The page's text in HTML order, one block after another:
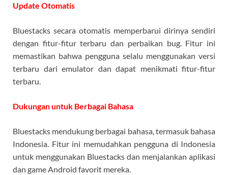
Update Otomatis
Bluestacks secara otomatis memperbarui dirinya sendiri
dengan fitur-fitur terbaru dan perbaikan bug. Fitur ini
memastikan bahwa pengguna selalu menggunakan versi
terbaru dari emulator dan dapat menikmati fitur-fitur
terbaru.
Dukungan untuk Berbagai Bahasa
Bluestacks mendukung berbagai bahasa, termasuk bahasa
Indonesia. Fitur ini memudahkan pengguna di Indonesia
untuk menggunakan Bluestacks dan menjalankan aplikasi
dan game Android favorit mereka.